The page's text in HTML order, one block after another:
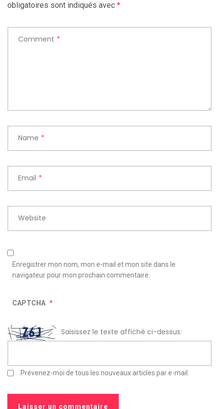
obligatoires sont indiqués avec *
Comment *
Name *
Email *
Website
Enregistrer mon nom, mon e-mail et mon site dans le
navigateur pour mon prochain commentaire.
CAPTCHA *
Saisissez le texte affiché ci-dessus:
Prévenez-moi de tous les nouveaux articles par e-mail.